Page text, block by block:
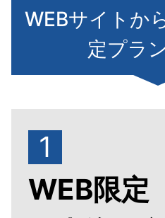
WEBサイトか
定プラ
1
WEB限定